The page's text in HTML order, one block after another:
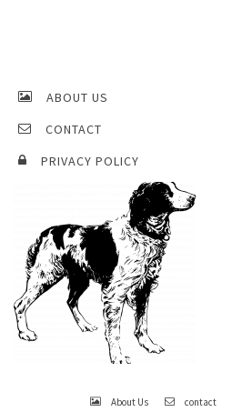
ABOUT US
CONTACT
PRIVACY POLICY
About Us contact